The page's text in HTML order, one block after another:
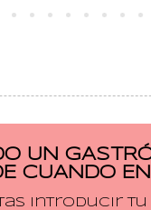
UN
CUANDO
introducir